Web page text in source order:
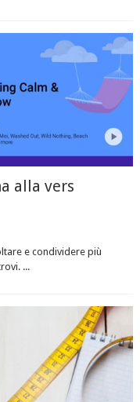
alla vers
e condividere più
...